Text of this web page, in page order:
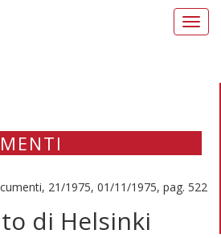
21/1975, 01/11/1975, pag. 522
di Helsinki